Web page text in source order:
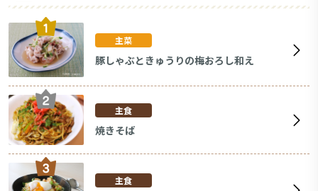
主菜
豚しゃぶときゅうりの梅おろし和え
主食
焼きそば
主食